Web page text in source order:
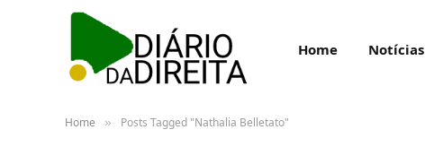
Home Notícias
Home » Posts Tagged "Nathalia Belletato"